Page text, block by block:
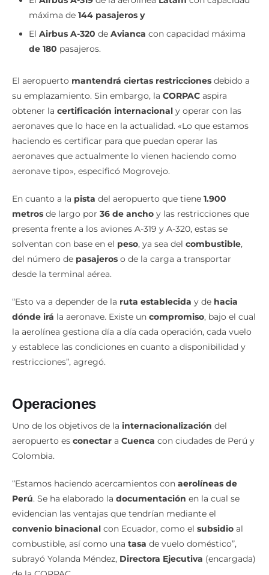
ElAirbus A-319 de la aerolínea
máxima de144 pasajeros y
ElAirbus A-320de
El aeropuertomantendrá ciertas restriccionesdebido a
su emplazamiento. Sin embargo, laCORPACaspira
obtener la certificación internacionaly operar con las
aeronaves que lo hace en la actualidad. «Lo que estamos
haciendo es certificar para que puedan operar las
aeronaves que actualmente lo vienen haciendo como
En cuanto a lapista del aeropuerto que tiene1.900
metrosde largo por 36 de anchoy las restricciones que
presenta frente a los aviones A-319 y A-320, estas se
solventan con base en elpeso , ya sea delcombustible
del número depasajeros
“Esto va a depender de laruta estableciday dehacia
dónde irála aeronave. Existe uncompromiso , bajo el cual
la aerolínea gestiona día a día cada operación, cada vuelo
y establece las condiciones en cuanto a disponibilidad y
Operaciones
Uno de los objetivos de lainternacionalización del
aeropuerto es
“Estamos haciendo acercamientos conaerolíneas de
Perú. Se ha elaborado ladocumentaciónen la cual se
evidencian las ventajas que tendrían mediante el
convenio binacionalcon Ecuador, como elsubsidioal
combustible, así como unatasade vuelo doméstico”,